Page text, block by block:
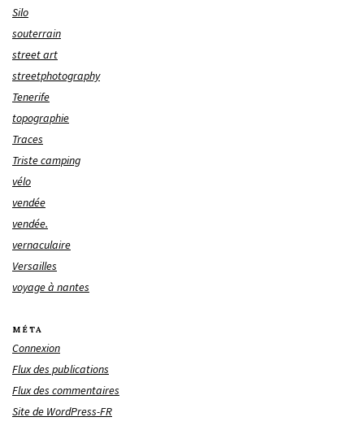
Silo
souterrain
street art
streetphotography
Tenerife
topographie
Traces
Triste camping
vélo
vendée
vendée.
vernaculaire
Versailles
voyage à nantes
MÉTA
Connexion
Flux des publications
Flux des commentaires
Site de WordPress-FR